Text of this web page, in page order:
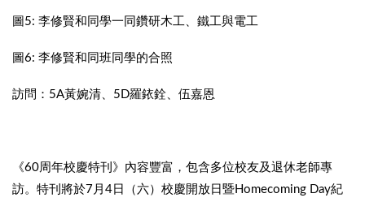
圖5: 李修賢和同學一同鑽研木工、鐵工與電工
圖6: 李修賢和同班同學的合照
訪問：5A黃婉清、5D羅銥銓、伍嘉恩
《60周年校慶特刊》內容豐富，包含多位校友及退休老師專
訪。特刊將於7月4日（六）校慶開放日暨Homecoming Day紀